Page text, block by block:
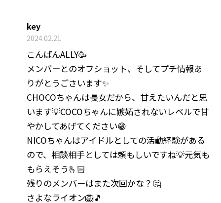
key
2024.02.21
こんばんALLY🥳
メンバーとのオフショット、そしてプチ情報あ
りがとうごさいます✨
CHOCOちゃんは長女だから、甘えたいんだと思
います💡COCOちゃんに嫉妬されないレベルで甘
やかしてあげてください😁
NICOちゃんはアイドルとしての活動経験がある
ので、相談相手としては頼もしいですね💡元気も
もらえそう🫰🏻
残りのメンバーはまた次回かな？🤔
さよなライオン🦁🎵